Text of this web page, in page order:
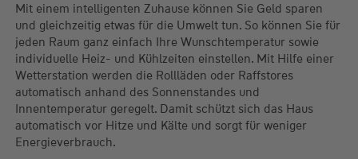
Mit einem intelligenten Zuhause können Sie Geld sparen
und gleichzeitig etwas für die Umwelt tun. So können Sie für
jeden Raum ganz einfach Ihre Wunschtemperatur sowie
individuelle Heiz- und Kühlzeiten einstellen. Mit Hilfe einer
Wetterstation werden die Rollläden oder Raffstores
automatisch anhand des Sonnenstandes und
Innentemperatur geregelt. Damit schützt sich das Haus
automatisch vor Hitze und Kälte und sorgt für weniger
Energieverbrauch.